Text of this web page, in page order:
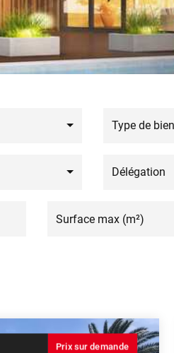
Type de bien
Délégation
Prix sur demande